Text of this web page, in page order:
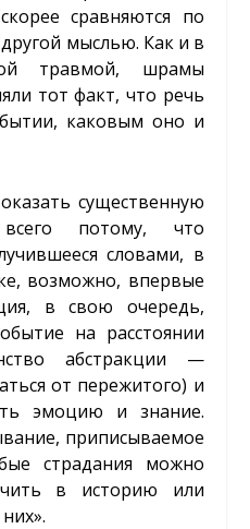
сравняются по
мыслью. Как и в
травмой, шрамы
тот факт, что речь
каковым оно и
существенную
потому, что
словами, в
возможно, впервые
в свою очередь,
на расстоянии
абстракции —
от пережитого) и
эмоцию и знание.
приписываемое
страдания можно
в историю или